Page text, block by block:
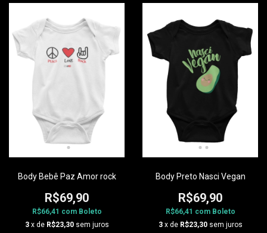
Body Bebê Paz Amor rock
R$69,90
R$66,41 com Boleto
3 x de R$23,30 sem juros
Body Preto Nasci Vegan
R$69,90
R$66,41 com Boleto
3 x de R$23,30 sem juros